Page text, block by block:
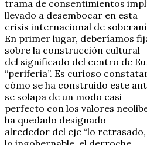
trama de consentimientos
llevado a desembocar en esta
crisis internacional de
En primer lugar, deberíamos
sobre la construcción cultural
del significado del centro de
“periferia”. Es curioso
cómo se ha construido este
se solapa de un modo casi
perfecto con los valores
ha quedado designado
alrededor del eje “lo